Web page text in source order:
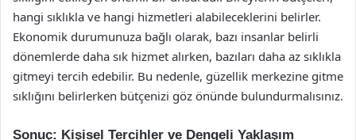
hangi sıklıkla ve hangi hizmetleri alabileceklerini belirler.
Ekonomik durumunuza bağlı olarak, bazı insanlar belirli
dönemlerde daha sık hizmet alırken, bazıları daha az sıklıkla
gitmeyi tercih edebilir. Bu nedenle, güzellik merkezine gitme
sıklığını belirlerken bütçenizi göz önünde bulundurmalısınız.
Sonuç: Kişisel Tercihler ve Dengeli Yaklaşım